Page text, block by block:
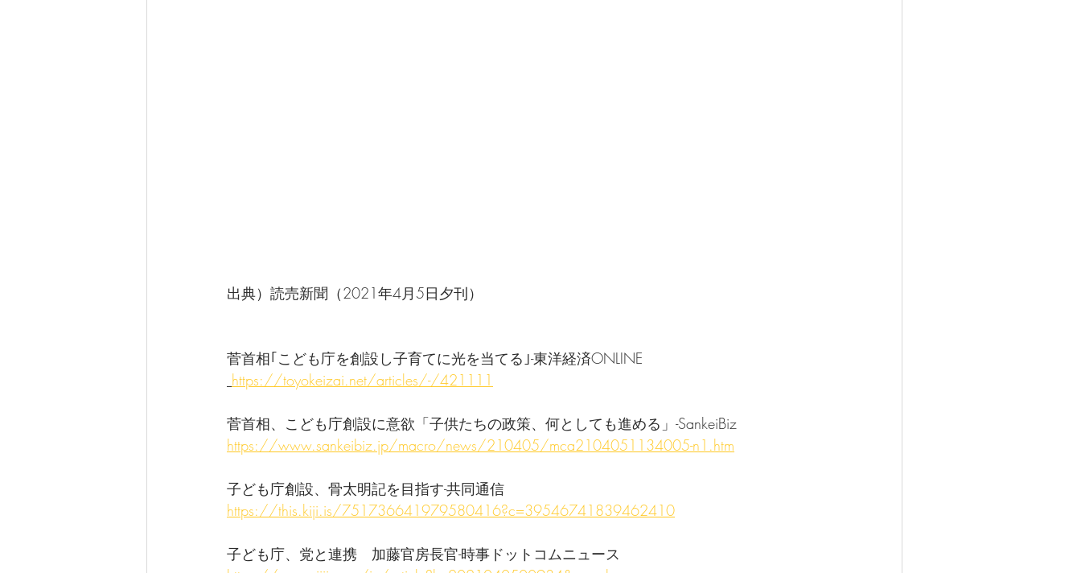
出典）読売新聞（2021年4月5日夕刊）
菅首相｢こども庁を創設し子育てに光を当てる｣-東洋経済ONLINE
https://toyokeizai.net/articles/-/421111
菅首相、こども庁創設に意欲「子供たちの政策、何としても進める」-SankeiBiz
https://www.sankeibiz.jp/macro/news/210405/mca2104051134005-n1.htm
子ども庁創設、骨太明記を目指す-共同通信
https://this.kiji.is/751736641979580416?c=39546741839462410
子ども庁、党と連携　加藤官房長官-時事ドットコムニュース